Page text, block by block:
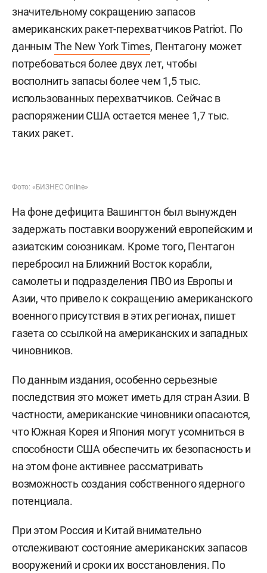
значительному сокращению запасов
американских ракет-перехватчиков Patriot. По
данным The New York Times, Пентагону может
потребоваться более двух лет, чтобы
восполнить запасы более чем 1,5 тыс.
использованных перехватчиков. Сейчас в
распоряжении США остается менее 1,7 тыс.
таких ракет.
Фото: «БИЗНЕС Online»
На фоне дефицита Вашингтон был вынужден
задержать поставки вооружений европейским и
азиатским союзникам. Кроме того, Пентагон
перебросил на Ближний Восток корабли,
самолеты и подразделения ПВО из Европы и
Азии, что привело к сокращению американского
военного присутствия в этих регионах, пишет
газета со ссылкой на американских и западных
чиновников.
По данным издания, особенно серьезные
последствия это может иметь для стран Азии. В
частности, американские чиновники опасаются,
что Южная Корея и Япония могут усомниться в
способности США обеспечить их безопасность и
на этом фоне активнее рассматривать
возможность создания собственного ядерного
потенциала.
При этом Россия и Китай внимательно
отслеживают состояние американских запасов
вооружений и сроки их восстановления. По